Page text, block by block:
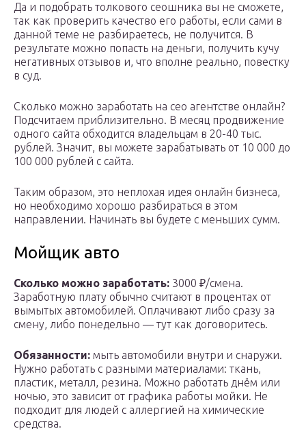
Да и подобрать толкового сеошника вы не сможете,
так как проверить качество его работы, если сами в
данной теме не разбираетесь, не получится. В
результате можно попасть на деньги, получить кучу
негативных отзывов и, что вполне реально, повестку
в суд.
Сколько можно заработать на сео агентстве онлайн?
Подсчитаем приблизительно. В месяц продвижение
одного сайта обходится владельцам в 20-40 тыс.
рублей. Значит, вы можете зарабатывать от 10 000 до
100 000 рублей с сайта.
Таким образом, это неплохая идея онлайн бизнеса,
но необходимо хорошо разбираться в этом
направлении. Начинать вы будете с меньших сумм.
Мойщик авто
Сколько можно заработать: 3000 ₽/смена.
Заработную плату обычно считают в процентах от
вымытых автомобилей. Оплачивают либо сразу за
смену, либо понедельно — тут как договоритесь.
Обязанности: мыть автомобили внутри и снаружи.
Нужно работать с разными материалами: ткань,
пластик, металл, резина. Можно работать днём или
ночью, это зависит от графика работы мойки. Не
подходит для людей с аллергией на химические
средства.